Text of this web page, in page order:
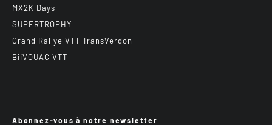
MX2K Days
SUPERTROPHY
Grand Rallye VTT TransVerdon
BiiVOUAC VTT
Abonnez-vous à notre newsletter